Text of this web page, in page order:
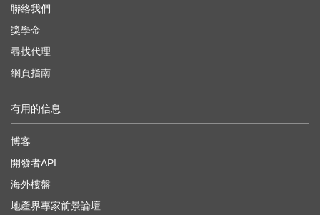
聯絡我們
獎學金
尋找代理
網頁指南
有用的信息
博客
開發者API
海外樓盤
地產界專家前景論壇